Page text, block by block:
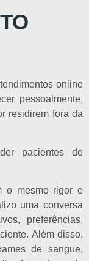
online
pessoalmente,
residirem fora da
pacientes de
o mesmo rigor e
uma conversa
preferências,
Além disso,
de sangue,